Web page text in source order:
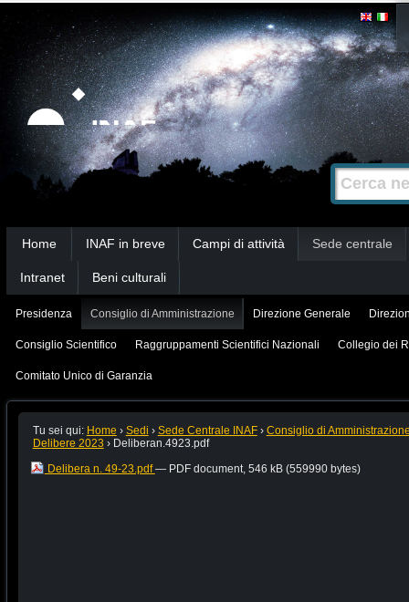
Strumenti
personali
Salta
contenuti.
|
Salta
alla
navigazione
Cerca nel
Ricerca
avanzata…
Home INAF in breve Campi di attività Sede centrale
Intranet Beni culturali
Presidenza Consiglio di Amministrazione Direzione Generale
Consiglio Scientifico Raggruppamenti Scientifici Nazionali Collegio dei
Comitato Unico di Garanzia
Tu sei qui: Home › Sedi › Sede Centrale INAF › Consiglio di
Delibere 2023 › Deliberan.4923.pdf
Delibera n. 49-23.pdf— PDF document, 546 kB (559990 bytes)